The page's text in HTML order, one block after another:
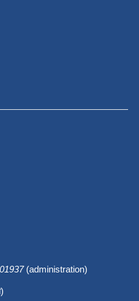
(administration)